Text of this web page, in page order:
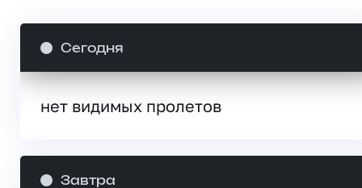
Сегодня
нет видимых пролетов
Завтра